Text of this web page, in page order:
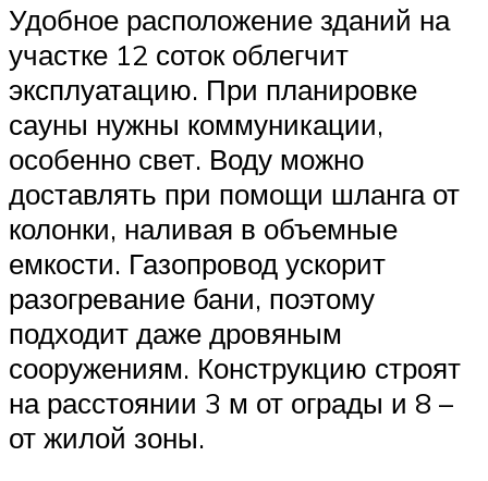
Удобное расположение зданий на
участке 12 соток облегчит
эксплуатацию. При планировке
сауны нужны коммуникации,
особенно свет. Воду можно
доставлять при помощи шланга от
колонки, наливая в объемные
емкости. Газопровод ускорит
разогревание бани, поэтому
подходит даже дровяным
сооружениям. Конструкцию строят
на расстоянии 3 м от ограды и 8 –
от жилой зоны.